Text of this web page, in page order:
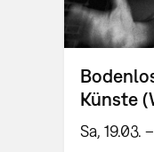
Künste
Sa, 19.03.